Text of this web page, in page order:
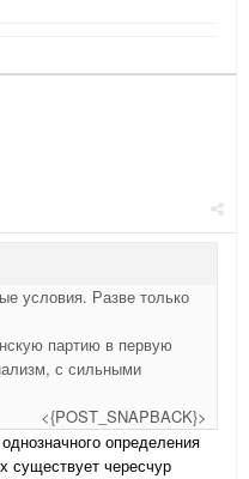
условия. Разве только
партию в первую
с сильными
<{POST_SNAPBACK}>
определения
существует чересчур